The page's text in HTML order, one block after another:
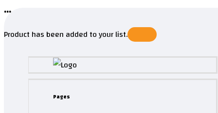
...
Product has been added to your list.
Pages